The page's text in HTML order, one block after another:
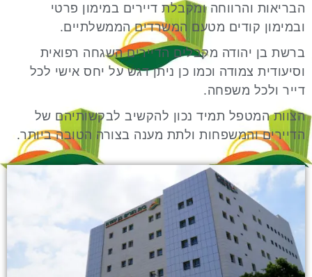
הבריאות והרווחה ומקבלת דיירים במימון פרטי
ובמימון קודים מטעם המשרדים הממשלתיים.
ברשת בן יהודה מקבלים הדיירים השגחה רפואית
וסיעודית צמודה וכמו כן ניתן דגש על יחס אישי לכל
דייר ולכל משפחה.
הצוות המטפל תמיד נכון להקשיב לבקשותיהם של
הדיירים והמשפחות ולתת מענה בצורה הטובה ביותר.